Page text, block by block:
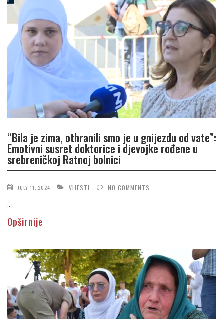
“Bila je zima, othranili smo je u gnijezdu od vate”:
Emotivni susret doktorice i djevojke rođene u
srebreničkoj Ratnoj bolnici
JULY 11, 2024 VIJESTI NO COMMENTS
...
Opširnije